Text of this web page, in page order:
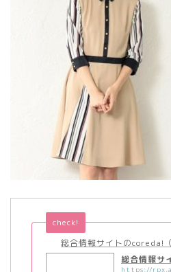
総合情報サイトのcoreda!
check!
総合情報サ